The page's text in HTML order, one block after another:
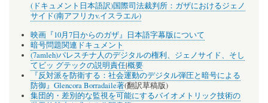
(ドキュメント日本語訳)国際司法裁判所：ガザにおけるジェノ
サイド(南アフリカv.イスラエル)
映画『10月7日からのガザ』日本語字幕版について
暗号問題関連ドキュメント
(7amleh)パレスチナ人のデジタルの権利、ジェノサイド、そし
てビッ グテックの説明責任|概要
『反対派を防衛する：社会運動のデジタル弾圧と暗号による
防御』Glencora Borradaile著(翻訳草稿版)
集団的・差別的な監視を可能にするバイオメトリック技術の